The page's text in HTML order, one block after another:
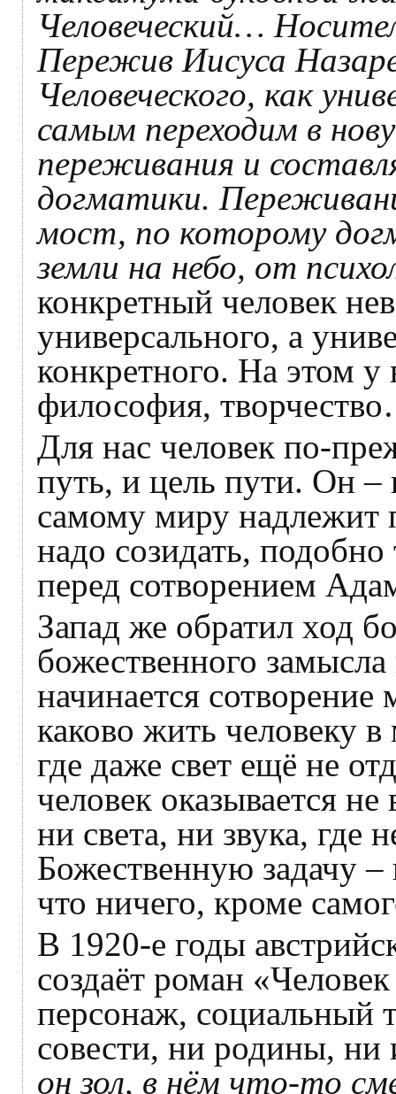
Человеческий…
Пережив Иисуса
Человеческого, как
самым переходим в
переживания и
догматики.
мост, по которому
земли на небо, от
конкретный человек
универсального, а
конкретного. На этом у
философия,
Для нас человек по-
путь, и цель пути. Он –
самому миру надлежит
надо созидать,
перед сотворением
Запад же обратил ход
божественного
начинается
каково жить человеку
где даже свет ещё не
человек оказывается не
ни света, ни звука, где
Божественную задачу
что ничего, кроме
В 1920-е годы
создаёт роман
персонаж, социальный
совести, ни родины, ни
он зол, в нём что-то